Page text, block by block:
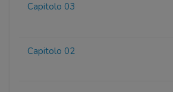
Capitolo 03
Capitolo 02